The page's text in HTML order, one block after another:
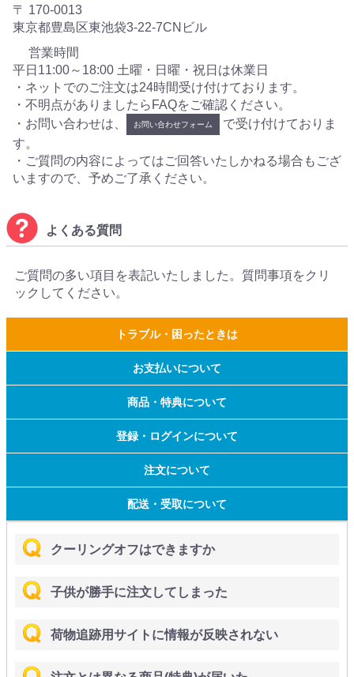
〒 170-0013
東京都豊島区東池袋3-22-7CNビル
営業時間
平日11:00～18:00 土曜・日曜・祝日は休業日
・ネットでのご注文は24時間受け付けております。
・不明点がありましたらFAQをご確認ください。
・お問い合わせは、
お問い合わせフォーム
で受け付けておりま
す。
・ご質問の内容によってはご回答いたしかねる場合もござ
いますので、予めご了承ください。
よくある質問
ご質問の多い項目を表記いたしました。質問事項をクリ
ックしてください。
トラブル・困ったときは
お支払いについて
商品・特典について
登録・ログインについて
注文について
配送・受取について
クーリングオフはできますか
子供が勝手に注文してしまった
荷物追跡用サイトに情報が反映されない